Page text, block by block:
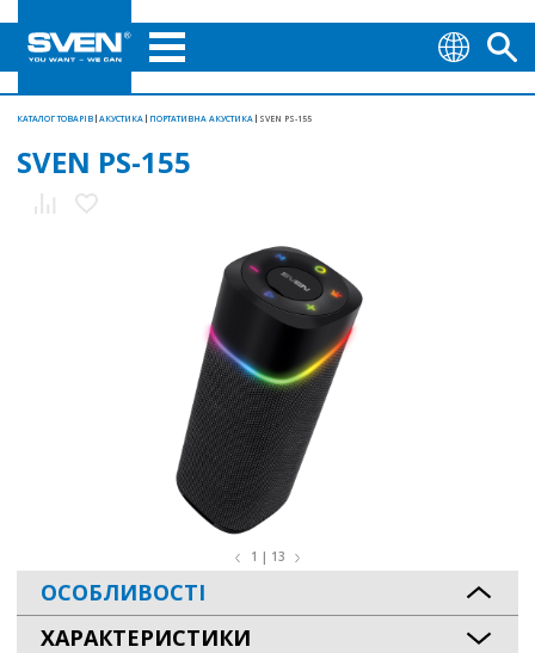
КАТАЛОГ ТОВАРІВ АКУСТИКА ПОРТАТИВНА АКУСТИКА SVEN PS-155
SVEN PS-155
1 | 13
ОСОБЛИВОСТІ
ХАРАКТЕРИСТИКИ